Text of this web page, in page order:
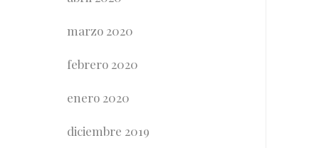
marzo 2020
febrero 2020
enero 2020
diciembre 2019